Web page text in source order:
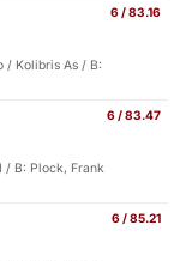
6 / 83.16
/ Kolibris As / B:
6 / 83.47
/ B: Plock, Frank
6 / 85.21